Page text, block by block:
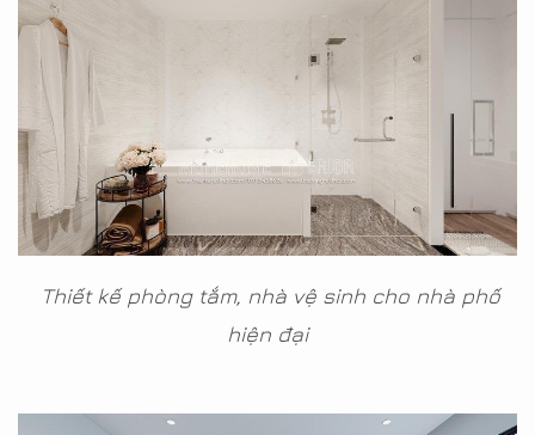
Thiết kế phòng tắm, nhà vệ sinh cho nhà phố
hiện đại